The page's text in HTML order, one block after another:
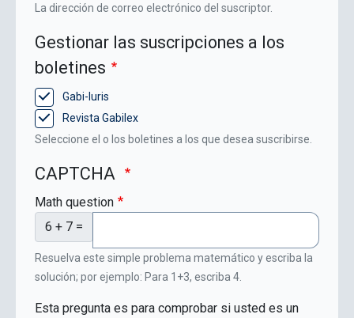
La dirección de correo electrónico del suscriptor.
Gestionar las suscripciones a los
boletines
Gabi-Iuris
Revista Gabilex
Seleccione el o los boletines a los que desea suscribirse.
CAPTCHA
Math question
6 + 7 =
Resuelva este simple problema matemático y escriba la
solución; por ejemplo: Para 1+3, escriba 4.
Esta pregunta es para comprobar si usted es un